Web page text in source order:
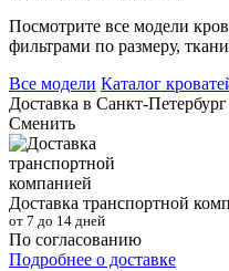
Посмотрите все модели
фильтрами по размеру,
Все модели Каталог
Доставка в Санкт-Петербург
Сменить
Доставка транспортной
от 7 до 14 дней
По согласованию
Подробнее о доставке